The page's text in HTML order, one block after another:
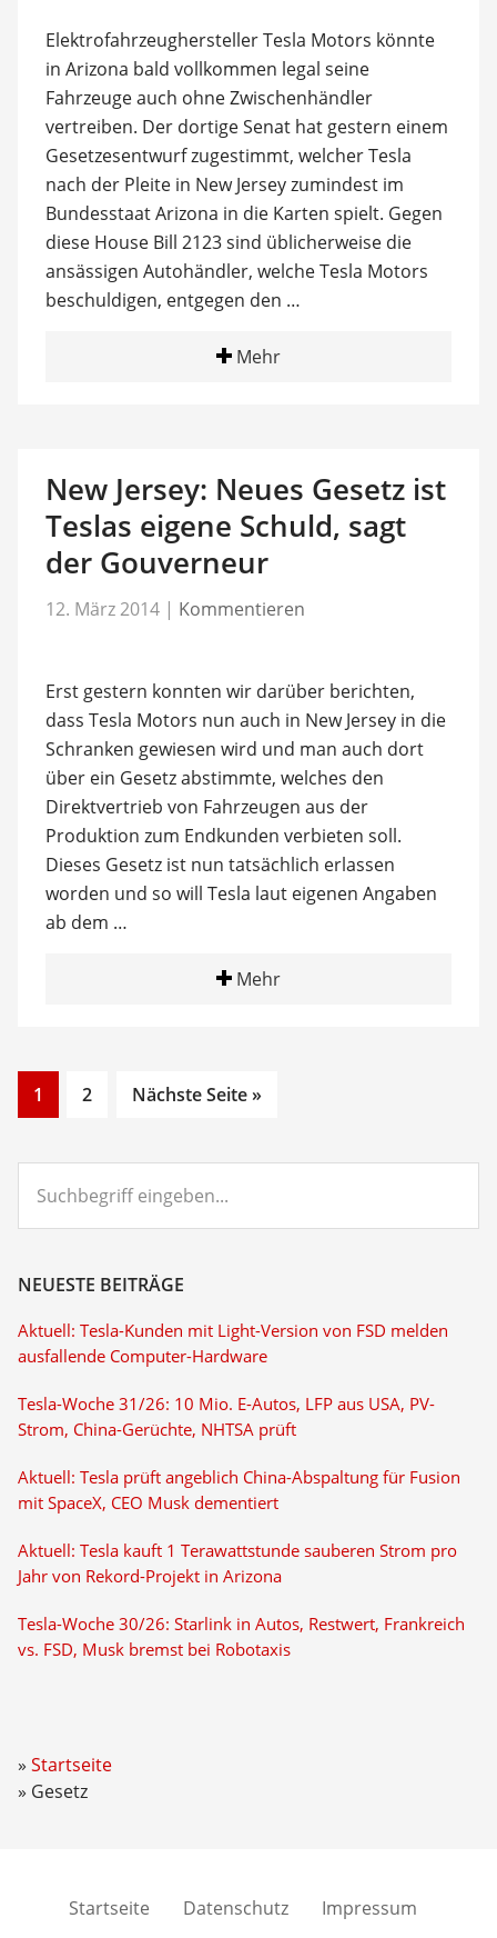
Elektrofahrzeughersteller Tesla Motors könnte
in Arizona bald vollkommen legal seine
Fahrzeuge auch ohne Zwischenhändler
vertreiben. Der dortige Senat hat gestern einem
Gesetzesentwurf zugestimmt, welcher Tesla
nach der Pleite in New Jersey zumindest im
Bundesstaat Arizona in die Karten spielt. Gegen
diese House Bill 2123 sind üblicherweise die
ansässigen Autohändler, welche Tesla Motors
beschuldigen, entgegen den …
Mehr
New Jersey: Neues Gesetz ist
Teslas eigene Schuld, sagt
der Gouverneur
12. März 2014 | Kommentieren
Erst gestern konnten wir darüber berichten,
dass Tesla Motors nun auch in New Jersey in die
Schranken gewiesen wird und man auch dort
über ein Gesetz abstimmte, welches den
Direktvertrieb von Fahrzeugen aus der
Produktion zum Endkunden verbieten soll.
Dieses Gesetz ist nun tatsächlich erlassen
worden und so will Tesla laut eigenen Angaben
ab dem …
Mehr
Go
to
1
Go
2 Nächste Seite »
eingeben...
NEUESTE BEITRÄGE
Aktuell: Tesla-Kunden mit Light-Version von FSD melden
ausfallende Computer-Hardware
Tesla-Woche 31/26: 10 Mio. E-Autos, LFP aus USA, PV-
Strom, China-Gerüchte, NHTSA prüft
Aktuell: Tesla prüft angeblich China-Abspaltung für Fusion
mit SpaceX, CEO Musk dementiert
Aktuell: Tesla kauft 1 Terawattstunde sauberen Strom pro
Jahr von Rekord-Projekt in Arizona
Tesla-Woche 30/26: Starlink in Autos, Restwert, Frankreich
vs. FSD, Musk bremst bei Robotaxis
Startseite
Gesetz
Startseite Datenschutz Impressum